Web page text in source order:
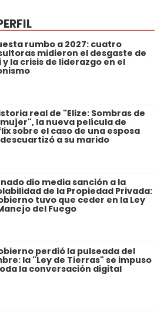
rumbo a 2027: cuatro
midieron el desgaste de
y la crisis de liderazgo en el
real de "Elize: Sombras de
la nueva película de
sobre el caso de una esposa
a su marido
dio media sanción a la
de la Propiedad Privada:
tuvo que ceder en la Ley
del Fuego
perdió la pulseada del
la "Ley de Tierras" se impuso
la conversación digital